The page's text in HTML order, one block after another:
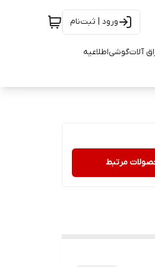
ورود | ثبت‌نام
آلاتگوشیاطلاعیه
مرتبط